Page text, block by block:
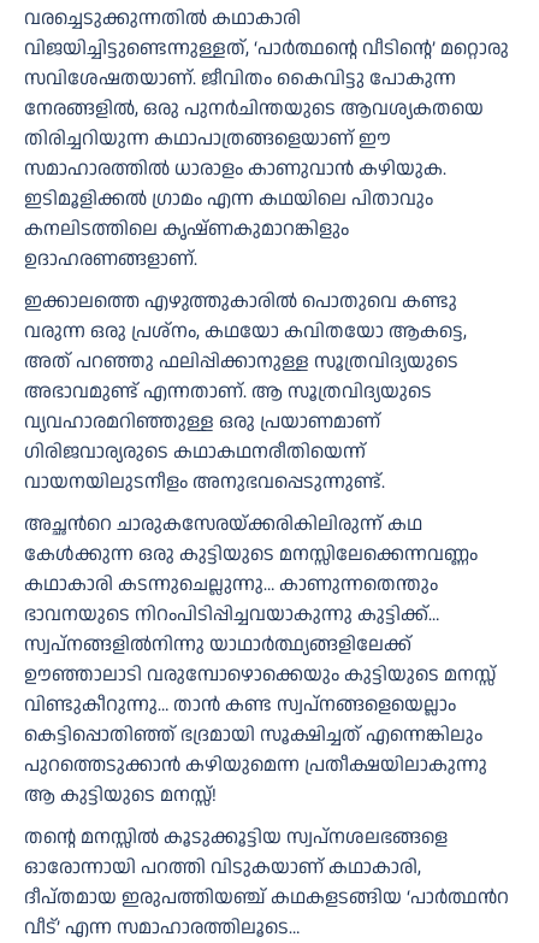
വരച്ചെടുക്കുന്നതിൽ കഥാകാരി
വിജയിച്ചിട്ടുണ്ടെന്നുള്ളത്, ‘പാർത്ഥൻ്റെ വീടിന്റെ’ മറ്റൊരു
സവിശേഷതയാണ്. ജീവിതം കൈവിട്ടു പോകുന്ന
നേരങ്ങളില്‍, ഒരു പുനര്‍ചിന്തയുടെ ആവശ്യകതയെ
തിരിച്ചറിയുന്ന കഥാപാത്രങ്ങളെയാണ് ഈ
സമാഹാരത്തിൽ ധാരാളം കാണുവാൻ കഴിയുക.
ഇടിമൂളിക്കല്‍ ഗ്രാമം എന്ന കഥയിലെ പിതാവും
കനലിടത്തിലെ കൃഷ്ണകുമാറങ്കിളും
ഉദാഹരണങ്ങളാണ്.
ഇക്കാലത്തെ എഴുത്തുകാരില്‍ പൊതുവെ കണ്ടു
വരുന്ന ഒരു പ്രശ്നം, കഥയോ കവിതയോ ആകട്ടെ,
അത് പറഞ്ഞു ഫലിപ്പിക്കാനുള്ള സൂത്രവിദ്യയുടെ
അഭാവമുണ്ട് എന്നതാണ്. ആ സൂത്രവിദ്യയുടെ
വ്യവഹാരമറിഞ്ഞുള്ള ഒരു പ്രയാണമാണ്
ഗിരിജവാര്യരുടെ കഥാകഥനരീതിയെന്ന്
വായനയിലുടനീളം അനുഭവപ്പെടുന്നുണ്ട്.
അച്ഛന്‍റെ ചാരുകസേരയ്ക്കരികിലിരുന്ന് കഥ
കേള്‍ക്കുന്ന ഒരു കുട്ടിയുടെ മനസ്സിലേക്കെന്നവണ്ണം
കഥാകാരി കടന്നുചെല്ലുന്നു… കാണുന്നതെന്തും
ഭാവനയുടെ നിറംപിടിപ്പിച്ചവയാകുന്നു കുട്ടിക്ക്…
സ്വ‌പ്നങ്ങളിൽനിന്നു യാഥാർത്ഥ്യങ്ങളിലേക്ക്
ഊഞ്ഞാലാടി വരുമ്പോഴൊക്കെയും കുട്ടിയുടെ മനസ്സ്
വിണ്ടുകീറുന്നു… താന്‍ കണ്ട സ്വപ്നങ്ങളെയെല്ലാം
കെട്ടിപ്പൊതിഞ്ഞ് ഭദ്രമായി സൂക്ഷിച്ചത് എന്നെങ്കിലും
പുറത്തെടുക്കാൻ കഴിയുമെന്ന പ്രതീക്ഷയിലാകുന്നു
ആ കുട്ടിയുടെ മനസ്സ്!
തന്റെ മനസ്സില്‍ കൂടുക്കൂട്ടിയ സ്വപ്‌നശലഭങ്ങളെ
ഓരോന്നായി പറത്തി വിടുകയാണ് കഥാകാരി,
ദീപ്തമായ ഇരുപത്തിയഞ്ച് കഥകളടങ്ങിയ ‘പാര്‍ത്ഥന്‍റ
വീട്’ എന്ന സമാഹാരത്തിലൂടെ…